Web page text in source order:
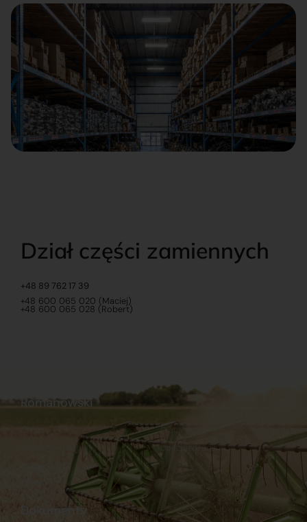
Dział części zamiennych
+48 89 762 17 39
+48 600 065 020 (Maciej)
+48 600 065 028 (Robert)
Dokumenty
Romanowski
Sklep internetowy
Praca
Ubezpieczenia